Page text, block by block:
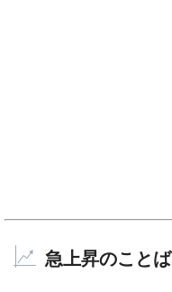
急上昇のことば